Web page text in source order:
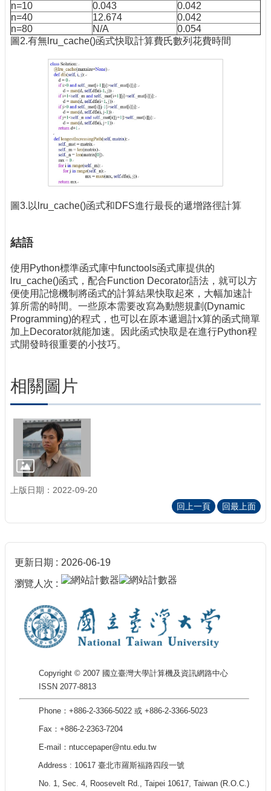
n=10
0.043
0.042
n=40
12.674
0.042
n=80
N/A
0.054
圖2.有無lru_cache()函式快取計算費氏數列花費時間
圖3.以lru_cache()函式和DFS進行最長的遞增路徑計算
結語
使用Python標準函式庫中functools函式庫提供的
lru_cache()函式，配合Function Decorator語法，就可以方
便使用記憶機制將函式的計算結果快取起來，大幅加速計
算所需的時間。一些原本需要改寫為動態規劃(Dynamic
Programming)的程式，也可以在原本遞迴計x算的函式簡單
加上Decorator就能加速。因此函式快取是在進行Python程
式開發時很重要的小技巧。
相關圖片
上版日期：2022-09-20
回上一頁
回最上面
更新日期 2026-06-19
瀏覽人次
Copyright © 2007 國立臺灣大學計算機及資訊網路中心
ISSN 2077-8813
Phone：+886-2-3366-5022 或 +886-2-3366-5023
Fax：+886-2-2363-7204
E-mail：ntuccepaper@ntu.edu.tw
Address : 10617 臺北市羅斯福路四段一號
No. 1, Sec. 4, Roosevelt Rd., Taipei 10617, Taiwan (R.O.C.)